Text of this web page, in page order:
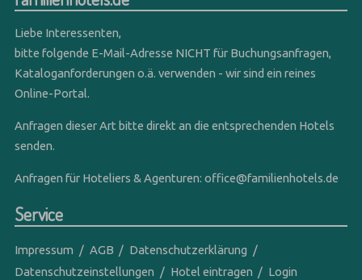
Liebe Interessenten,
bitte folgende E-Mail-Adresse NICHT für Buchungsanfragen,
Kataloganforderungen o.ä. verwenden - wir sind ein reines
Online-Portal.
Anfragen dieser Art bitte direkt an die entsprechenden Hotels
senden.
Anfragen für Hoteliers & Agenturen:office@familienhotels.de
Service
Impressum AGB
Datenschutzerklärung
Datenschutzeinstellungen
Hotel eintragen
Login